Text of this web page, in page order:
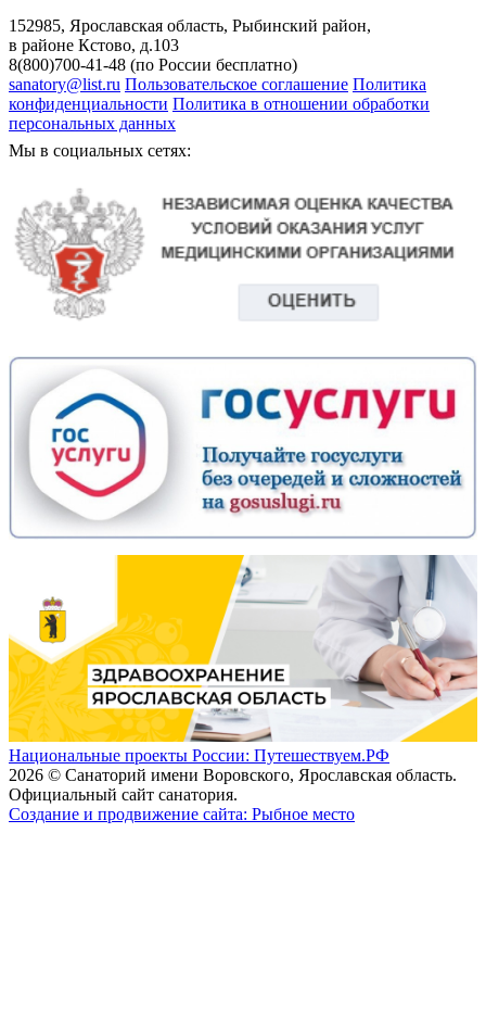
152985, Ярославская область, Рыбинский район,
в районе Кстово, д.103
8(800)700-41-48 (по России бесплатно)
sanatory@list.ru Пользовательское соглашение Политика
конфиденциальности Политика в отношении обработки
персональных данных
Мы в социальных сетях:
Национальные проекты России: Путешествуем.РФ
2026 © Санаторий имени Воровского, Ярославская область.
Официальный сайт санатория.
Создание и продвижение сайта: Рыбное место